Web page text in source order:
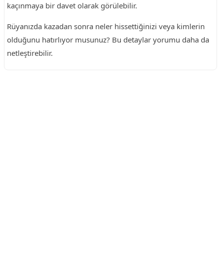
kaçınmaya bir davet olarak görülebilir.
Rüyanızda kazadan sonra neler hissettiğinizi veya kimlerin
olduğunu hatırlıyor musunuz? Bu detaylar yorumu daha da
netleştirebilir.